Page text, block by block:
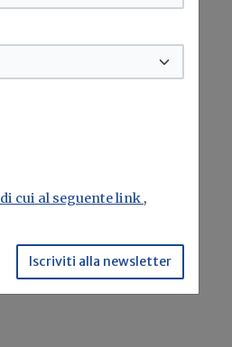
di cui al seguente link ,
Iscriviti alla newsletter